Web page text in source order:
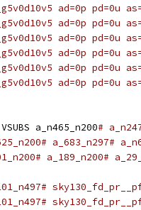
ad=0p pd=0u
ad=0p pd=0u
ad=0p pd=0u
ad=0p pd=0u
ad=0p pd=0u
ad=0p pd=0u
a_n465_n200#
a_683_n297#
a_189_n200#